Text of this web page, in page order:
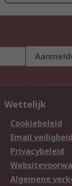
Wettelijk
Cookiebeleid
Email veiligheid
Privacybeleid
Algemene